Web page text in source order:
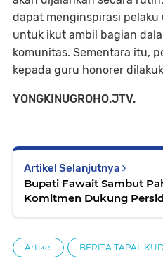
dapat menginspirasi pelaku
untuk ikut ambil bagian
komunitas. Sementara itu,
kepada guru honorer
YONGKINUGROHO.JTV.
Artikel Selanjutnya
Bupati Fawait Sambut
Komitmen Dukung Persid
Artikel BERITA TAPAL